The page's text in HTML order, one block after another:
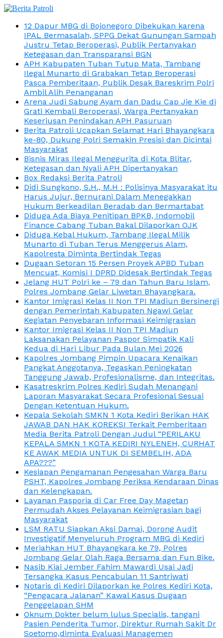
12 Dapur MBG di Bojonegoro Dibekukan karena
IPAL Bermasalah, SPPG Dekat Gunungan Sampah
Justru Tetap Beroperasi, Publik Pertanyakan
Ketegasan dan Transparansi BGN
APH Kabupaten Tuban Tutup Mata, Tambang
Ilegal Munarto di Grabakan Tetap Beroperasi
Pasca Pemberitaan, Publik Desak Bareskrim Polri
Ambil Alih Penanganan
Arena Judi Sabung Ayam dan Dadu Cap Jie Kie di
Grati Kembali Beroperasi, Warga Pertanyakan
Keseriusan Penindakan APH Pasuruan
Berita Patroli Ucapkan Selamat Hari Bhayangkara
ke-80, Dukung Polri Semakin Presisi dan Dicintai
Masyarakat
Bisnis Miras Ilegal Menggurita di Kota Blitar,
Ketegasan dan Nyali APH Dipertanyakan
Box Redaksi Berita Patroli
Didi Sungkono, S.H., M.H : Polisinya Masyarakat itu
Harus Jujur, Bernurani Dalam Menegakkan
Hukum Berkeadilan Beradab dan Bermartabat
Diduga Ada Biaya Penitipan BPKB, Indomobil
Finance Cabang Tuban Bakal Dilaporkan OJK
Diduga Kebal Hukum, Tambang Ilegal Milik
Munarto di Tuban Terus Menggerus Alam,
Kapolresta Diminta Bertindak Tegas
Dugaan Setoran 15 Persen Proyek APBD Tuban
Mencuat, Komisi I DPRD Didesak Bertindak Tegas
Jelang HUT Polri ke – 79 dan Tahun Baru Islam,
Polres Jombang Gelar Liwetan Bhayangkara.
Kantor Imigrasi Kelas II Non TPI Madiun Bersinergi
dengan Pemerintah Kabupaten Ngawi Gelar
Kegiatan Penyebaran Informasi Keimigrasian
Kantor Imigrasi Kelas II Non TPI Madiun
Laksanakan Pelayanan Paspor Simpatik Kali
Kedua di Hari Libur Pada Bulan Mei 2026
Kapolres Jombang Pimpin Upacara Kenaikan
Pangkat Anggotanya, Tegaskan Peningkatan
Tanggung Jawab, Profesionalisme, dan Integritas.
Kasatreskrim Polres Kediri Sudah Menangani
Laporan Masyarakat Secara Profesional Sesuai
Dengan Ketentuan Hukum.
Kepala Sekolah SMKN 1 Kota Kediri Berikan HAK
JAWAB DAN HAK KOREKSI Terkait Pemberitaan
Media Berita Patroli Dengan Judul “PERILAKU
KEPALA SMKN 1 KOTA KEDIRI NYLENEH, CURHAT
KE AWAK MEDIA UNTUK DI SEMBELIH, ADA
APA???”
Kesiapan Pengamanan Pengesahan Warga Baru
PSHT, Kapolres Jombang Periksa Kendaraan Dinas
dan Kelengkapan.
Layanan Pasporia di Car Free Day Magetan
Permudah Akses Pelayanan Keimigrasian bagi
Masyarakat
LSM RATU Siapkan Aksi Damai, Dorong Audit
Investigatif Menyeluruh Program MBG di Kediri
Meriahkan HUT Bhayangkara ke 79, Polres
Jombang Gelar Olah Raga Bersama dan Fun Bike.
Nasib Kiai Jember Fahim Mawardi Usai Jadi
Tersangka Kasus Pencabulan 11 Santriwati
Notaris di Kediri Dilaporkan ke Polres Kediri Kota,
“Pengacara Jalanan” Kawal Kasus Dugaan
Penggelapan SHM
Oknum Dokter belum lulus Specialis, tangani
Pasien Penderita Tumor, Direktur Rumah Sakit Dr
Soetomo,diminta Evaluasi Managemen